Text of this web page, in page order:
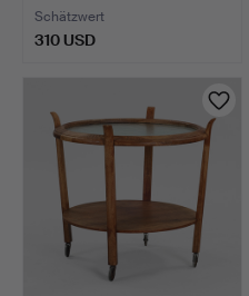
Schätzwert
310 USD